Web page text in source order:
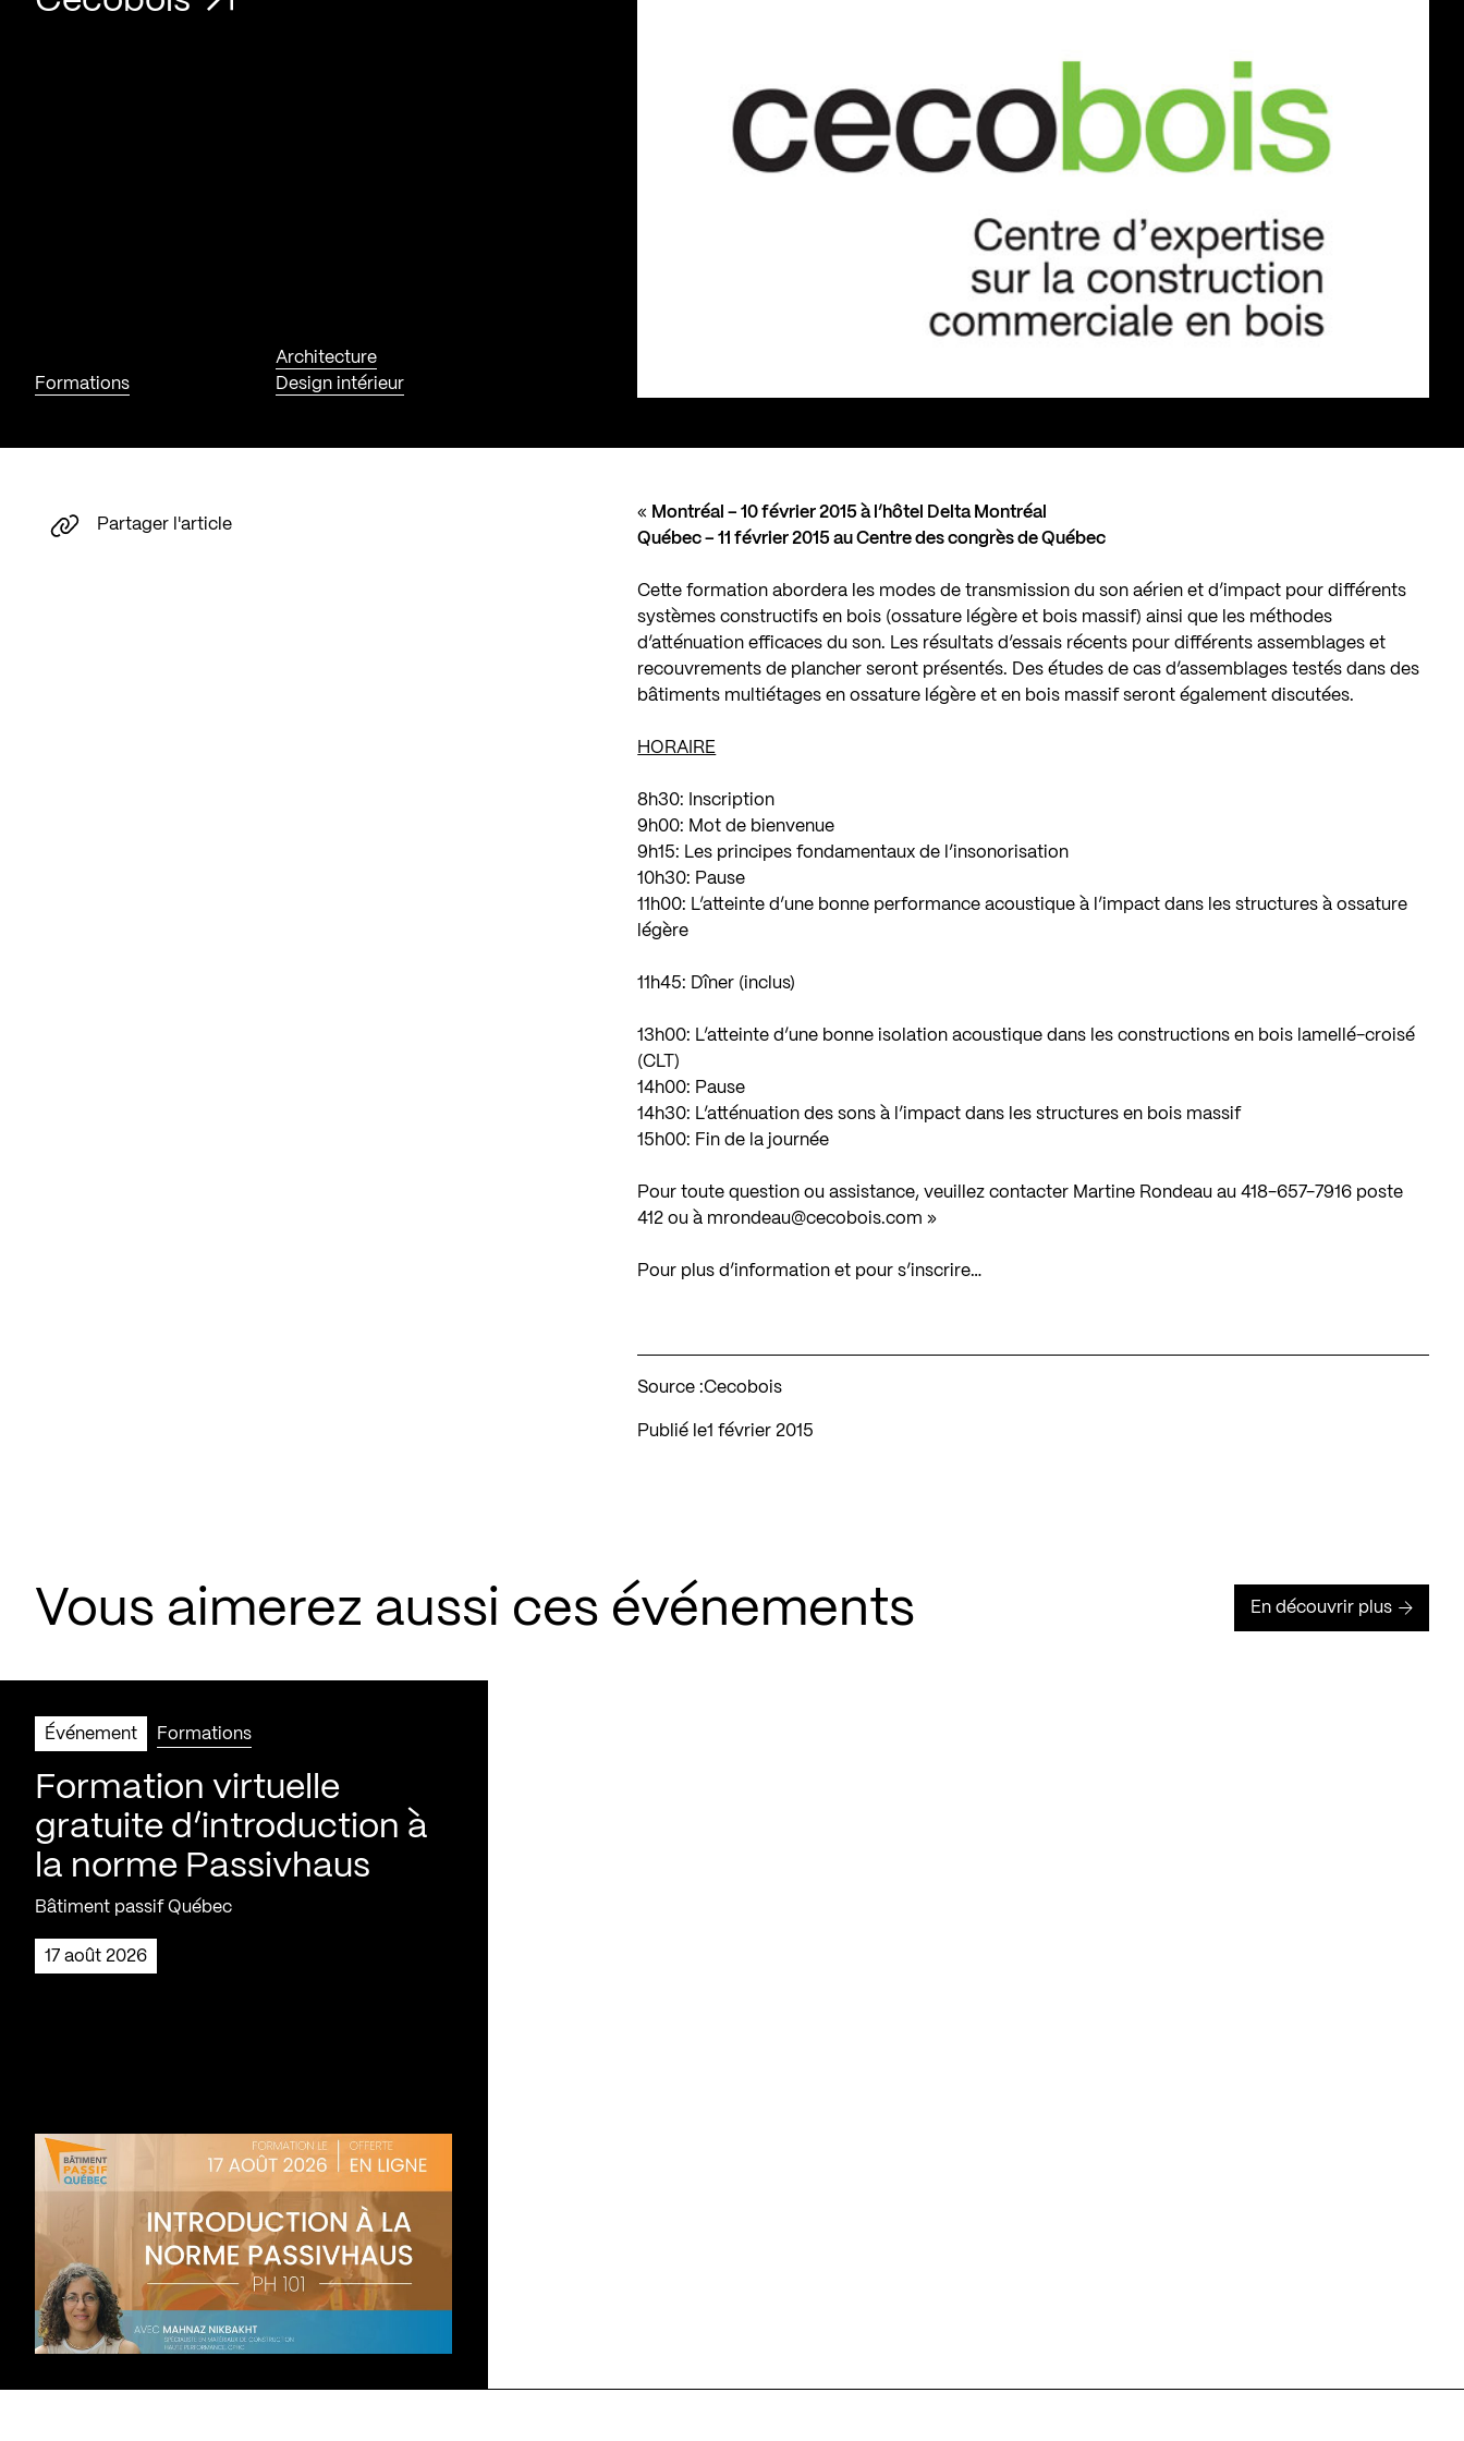
Formations
Architecture
Design intérieur
« Montréal – 10 février 2015 à l’hôtel Delta Montréal
Québec – 11 février 2015 au Centre des congrès de Québec
Cette formation abordera les modes de transmission du son aérien et d’impact pour différents
systèmes constructifs en bois (ossature légère et bois massif) ainsi que les méthodes
d’atténuation efficaces du son. Les résultats d’essais récents pour différents assemblages et
recouvrements de plancher seront présentés. Des études de cas d’assemblages testés dans des
bâtiments multiétages en ossature légère et en bois massif seront également discutées.
HORAIRE
8h30: Inscription
9h00: Mot de bienvenue
9h15: Les principes fondamentaux de l’insonorisation
10h30: Pause
11h00: L’atteinte d’une bonne performance acoustique à l’impact dans les structures à ossature
légère
11h45: Dîner (inclus)
13h00: L’atteinte d’une bonne isolation acoustique dans les constructions en bois lamellé-croisé
(CLT)
14h00: Pause
14h30: L’atténuation des sons à l’impact dans les structures en bois massif
15h00: Fin de la journée
Pour toute question ou assistance, veuillez contacter Martine Rondeau au 418-657-7916 poste
412 ou à mrondeau@cecobois.com »
Pour plus d’information et pour s’inscrire…
Source :Cecobois
Publié le 1 février 2015
Partager l'article
Vous aimerez aussi ces événements En découvrir plus
Événement Formations
Formation virtuelle
gratuite d’introduction à
la norme Passivhaus
Bâtiment passif Québec
17 août 2026